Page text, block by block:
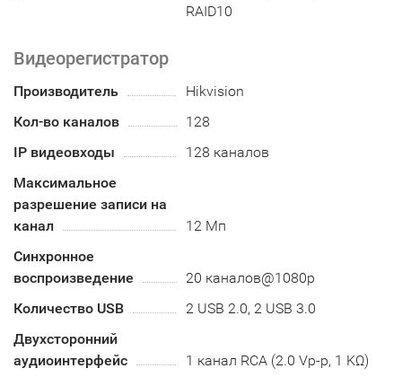
RAID10
Видеорегистратор
Производитель
Hikvision
Кол-во каналов
128
IP видеовходы
128 каналов
Максимальное
разрешение записи на
канал
12 Мп
Синхронное
воспроизведение
20 каналов@1080p
Количество USB
2 USB 2.0, 2 USB 3.0
Двухсторонний
аудиоинтерфейс
1 канал RCA (2.0 Vp-p, 1 KΩ)